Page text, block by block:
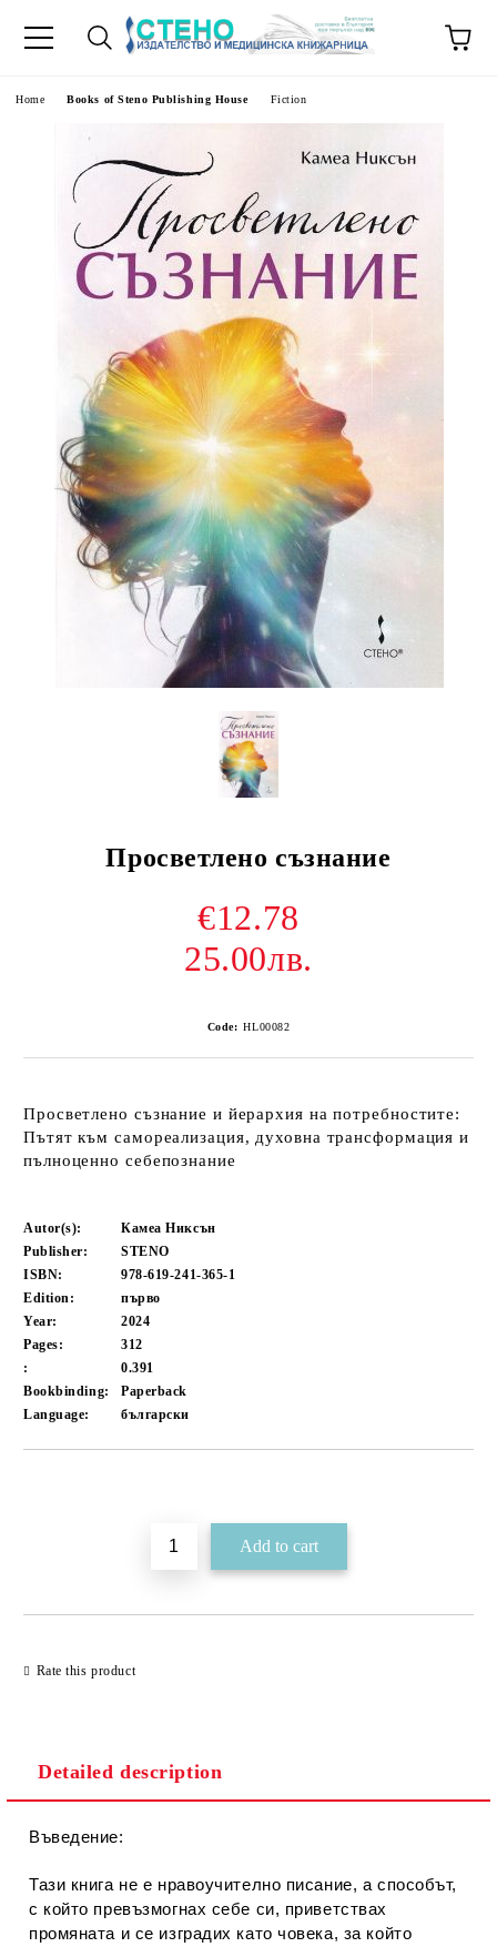
Home Books of Steno Publishing House Fiction
Просветлено съзнание
€12.78
25.00лв.
Code: HL00082
Просветлено съзнание и йерархия на потребностите:
Пътят към самореализация, духовна трансформация и
пълноценно себепознание
Autor(s):
Камеа Никсън
Publisher:
STENO
ISBN:
978-619-241-365-1
Edition:
първо
Year:
2024
Pages:
312
:
0.391
Bookbinding:
Paperback
Language:
български
Rate this product
Detailed description
Въведение:
Тази книга не е нравоучително писание, а способът,
с който превъзмогнах себе си, приветствах
промяната и се изградих като човека, за който